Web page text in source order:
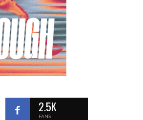
2.5K
FANS